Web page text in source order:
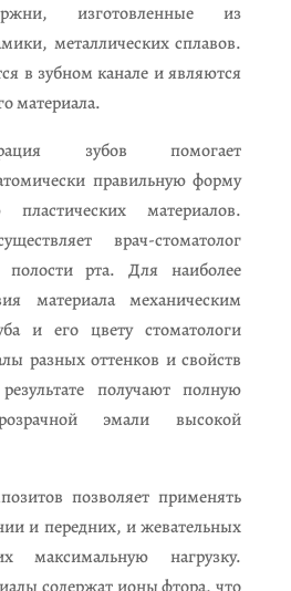
изготовленные из
металлических сплавов.
в зубном канале и являются
материала.
зубов помогает
правильную форму
материалов.
врач-стоматолог
полости рта. Для наиболее
материала механическим
и его цвету стоматологи
разных оттенков и свойств
получают полную
эмали высокой
позволяет применять
и передних, и жевательных
максимальную нагрузку.